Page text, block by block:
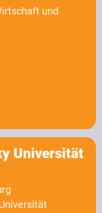
und
Universität